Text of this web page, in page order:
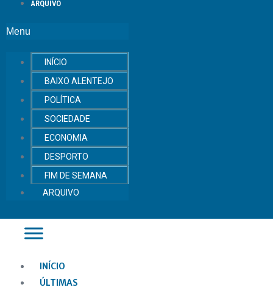
ARQUIVO
Menu
INÍCIO
BAIXO ALENTEJO
POLÍTICA
SOCIEDADE
ECONOMIA
DESPORTO
FIM DE SEMANA
ARQUIVO
INÍCIO
ÚLTIMAS